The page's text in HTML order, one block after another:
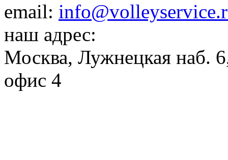
email:
наш адрес:
Москва, Лужнецкая наб.
офис 4